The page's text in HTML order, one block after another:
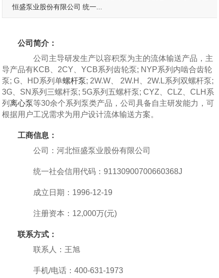
恒盛泵业股份有限公司 统一...
公司简介：
公司主导研发生产以容积泵为主的流体输送产品，主
导产品有KCB、2CY、YCB系列齿轮泵; NYP系列内啮合齿轮
泵; G、HD系列单螺杆泵; 2W.W、 2W.H、2W.L系列双螺杆泵;
3G、SN系列三螺杆泵; 5G系列五螺杆泵; CYZ、CLZ、CLH系
列离心泵等30余个系列泵类产品，公司具备自主研发能力，可
根据用户工况需求为用户设计流体输送方案。
工商信息：
公司：河北恒盛泵业股份有限公司
统一社会信用代码：91130900700660368J
成立日期：1996-12-19
注册资本：12,000万(元)
联系方式：
联系人：王旭
手机/电话：400-631-1973